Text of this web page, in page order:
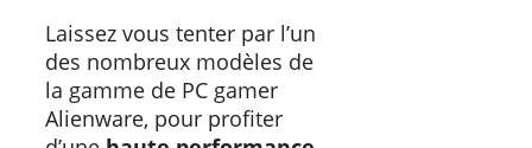
Laissez vous tenter par l’un
des nombreux modèles de
la gamme de PC gamer
Alienware, pour profiter